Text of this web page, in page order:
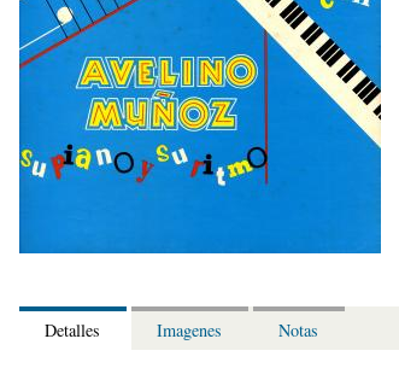
Detalles Imagenes Notas